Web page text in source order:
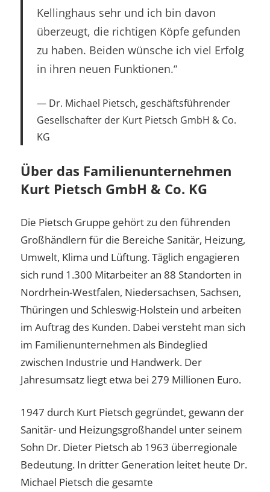
Kellinghaus sehr und ich bin davon
überzeugt, die richtigen Köpfe gefunden
zu haben. Beiden wünsche ich viel Erfolg
in ihren neuen Funktionen.“
Dr. Michael Pietsch, geschäftsführender
Gesellschafter der Kurt Pietsch GmbH & Co.
KG
Über das Familienunternehmen
Kurt Pietsch GmbH & Co. KG
Die Pietsch Gruppe gehört zu den führenden
Großhändlern für die Bereiche Sanitär, Heizung,
Umwelt, Klima und Lüftung. Täglich engagieren
sich rund 1.300 Mitarbeiter an 88 Standorten in
Nordrhein-Westfalen, Niedersachsen, Sachsen,
Thüringen und Schleswig-Holstein und arbeiten
im Auftrag des Kunden. Dabei versteht man sich
im Familienunternehmen als Bindeglied
zwischen Industrie und Handwerk. Der
Jahresumsatz liegt etwa bei 279 Millionen Euro.
1947 durch Kurt Pietsch gegründet, gewann der
Sanitär- und Heizungsgroßhandel unter seinem
Sohn Dr. Dieter Pietsch ab 1963 überregionale
Bedeutung. In dritter Generation leitet heute Dr.
Michael Pietsch die gesamte